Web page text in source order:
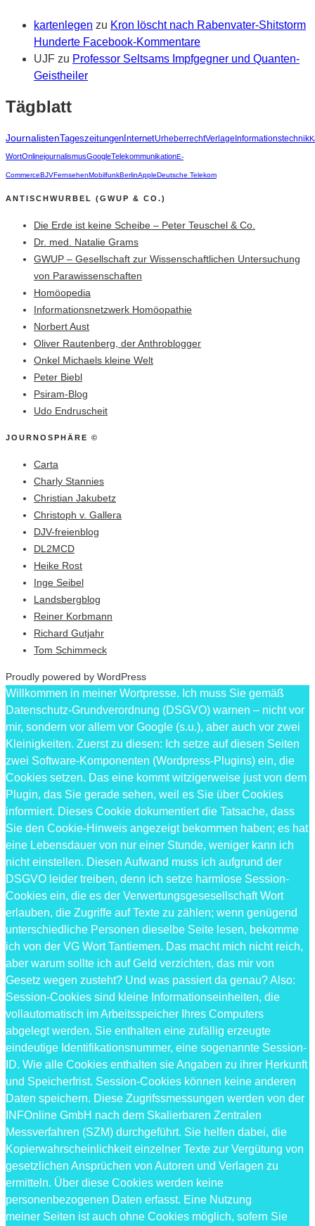
kartenlegen zu Kron löscht nach Rabenvater-Shitstorm
Hunderte Facebook-Kommentare
UJF zu Professor Seltsams Impfgegner und Quanten-
Geistheiler
Tägblatt
JournalistenTageszeitungen InternetUrheberrechtVerlageInformationstechnik
WortOnlinejournalismusGoogleTelekommunikationE-
CommerceBJVFernsehenMobilfunkBerlinAppleDeutsche Telekom
ANTISCHWURBEL (GWUP & CO.)
Die Erde ist keine Scheibe – Peter Teuschel & Co.
Dr. med. Natalie Grams
GWUP – Gesellschaft zur Wissenschaftlichen Untersuchung
von Parawissenschaften
Homöopedia
Informationsnetzwerk Homöopathie
Norbert Aust
Oliver Rautenberg, der Anthroblogger
Onkel Michaels kleine Welt
Peter Biebl
Psiram-Blog
Udo Endruscheit
JOURNOSPHÄRE ©
Carta
Charly Stannies
Christian Jakubetz
Christoph v. Gallera
DJV-freienblog
DL2MCD
Heike Rost
Inge Seibel
Landsbergblog
Reiner Korbmann
Richard Gutjahr
Tom Schimmeck
Proudly powered by WordPress
Willkommen in meiner Wortpresse. Ich muss Sie gemäß
Datenschutz-Grundverordnung (DSGVO) warnen – nicht vor
mir, sondern vor allem vor Google (s.u.), aber auch vor zwei
Kleinigkeiten. Zuerst zu diesen: Ich setze auf diesen Seiten
zwei Software-Komponenten (Wordpress-Plugins) ein, die
Cookies setzen. Das eine kommt witzigerweise just von dem
Plugin, das Sie gerade sehen, weil es Sie über Cookies
informiert. Dieses Cookie dokumentiert die Tatsache, dass
Sie den Cookie-Hinweis angezeigt bekommen haben; es hat
eine Lebensdauer von nur einer Stunde, weniger kann ich
nicht einstellen. Diesen Aufwand muss ich aufgrund der
DSGVO leider treiben, denn ich setze harmlose Session-
Cookies ein, die es der Verwertungsgesesellschaft Wort
erlauben, die Zugriffe auf Texte zu zählen; wenn genügend
unterschiedliche Personen dieselbe Seite lesen, bekomme
ich von der VG Wort Tantiemen. Das macht mich nicht reich,
aber warum sollte ich auf Geld verzichten, das mir von
Gesetz wegen zusteht? Und was passiert da genau? Also:
Session-Cookies sind kleine Informationseinheiten, die
vollautomatisch im Arbeitsspeicher Ihres Computers
abgelegt werden. Sie enthalten eine zufällig erzeugte
eindeutige Identifikationsnummer, eine sogenannte Session-
ID. Wie alle Cookies enthalten sie Angaben zu ihrer Herkunft
und Speicherfrist. Session-Cookies können keine anderen
Daten speichern. Diese Zugrifssmessungen werden von der
INFOnline GmbH nach dem Skalierbaren Zentralen
Messverfahren (SZM) durchgeführt. Sie helfen dabei, die
Kopierwahrscheinlichkeit einzelner Texte zur Vergütung von
gesetzlichen Ansprüchen von Autoren und Verlagen zu
ermitteln. Über diese Cookies werden keine
personenbezogenen Daten erfasst. Eine Nutzung
meiner Seiten ist auch ohne Cookies möglich, sofern Sie